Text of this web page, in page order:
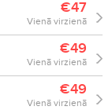
€47
Vienā virzienā
€49
Vienā virzienā
€49
Vienā virzienā